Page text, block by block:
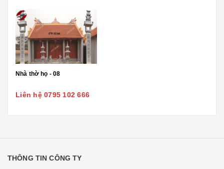
Nhà thờ họ - 08
Liên hệ 0795 102 666
THÔNG TIN CÔNG TY